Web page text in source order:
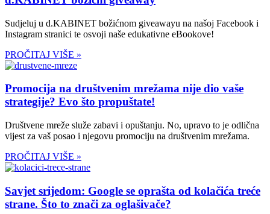
Sudjeluj u d.KABINET božićnom giveawayu na našoj Facebook i
Instagram stranici te osvoji naše edukativne eBookove!
PROČITAJ VIŠE »
Promocija na društvenim mrežama nije dio vaše
strategije? Evo što propuštate!
Društvene mreže služe zabavi i opuštanju. No, upravo to je odlična
vijest za vaš posao i njegovu promociju na društvenim mrežama.
PROČITAJ VIŠE »
Savjet srijedom: Google se oprašta od kolačića treće
strane. Što to znači za oglašivače?